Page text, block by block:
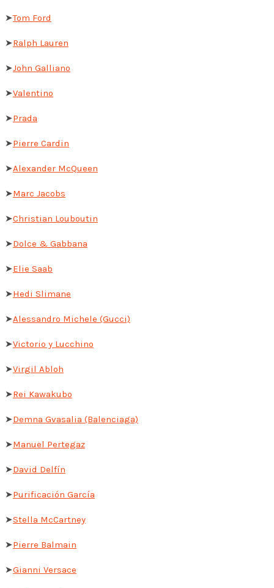
➤Tom Ford
➤Ralph Lauren
➤John Galliano
➤Valentino
➤Prada
➤Pierre Cardin
➤Alexander McQueen
➤Marc Jacobs
➤Christian Louboutin
➤Dolce & Gabbana
➤Elie Saab
➤Hedi Slimane
➤Alessandro Michele (Gucci)
➤Victorio y Lucchino
➤Virgil Abloh
➤Rei Kawakubo
➤Demna Gvasalia (Balenciaga)
➤Manuel Pertegaz
➤David Delfín
➤Purificación García
➤Stella McCartney
➤Pierre Balmain
➤Gianni Versace